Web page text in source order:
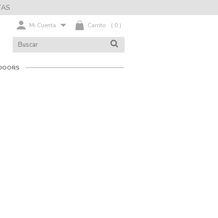
( 0 )
Carrito
Mi Cuenta
BUSCAR
EN
BUSCAR